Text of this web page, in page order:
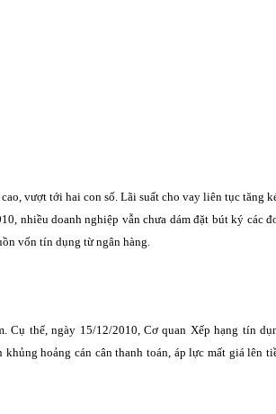
vượt tới hai con số. Lãi suất cho vay liên tục tăng
nhiều doanh nghiệp vẫn chưa dám đặt bút ký các
vốn tín dụng từ ngân hàng.
Cụ thể, ngày 15/12/2010, Cơ quan Xếp hạng tín
hoảng cán cân thanh toán, áp lực mất giá lên